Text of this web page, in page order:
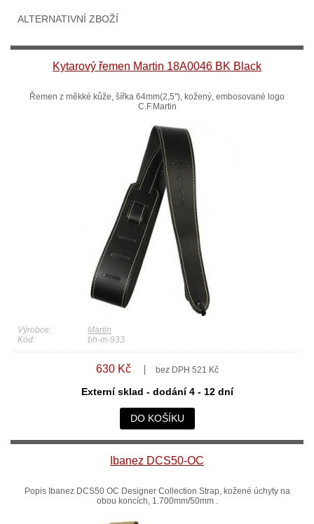
ALTERNATIVNÍ ZBOŽÍ
Kytarový řemen Martin 18A0046 BK Black
Řemen z měkké kůže, šířka 64mm(2,5"), kožený, embosované logo
C.F.Martin
Výrobce:
Martin
Kód:
bh-m-933
630 Kč bez DPH 521 Kč
Externí sklad - dodání 4 - 12 dní
DO KOŠÍKU
Ibanez DCS50-OC
Popis Ibanez DCS50 OC Designer Collection Strap, kožené úchyty na
obou koncích, 1.700mm/50mm .